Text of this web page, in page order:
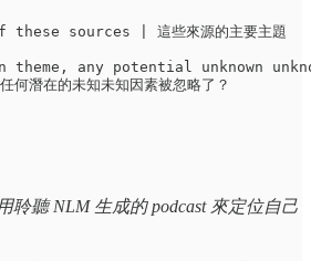
sources | 這些來源的主要主題
theme, any potential unknown
何潛在的未知未知因素被忽略了？
聆聽 NLM 生成的 podcast 來定位自己